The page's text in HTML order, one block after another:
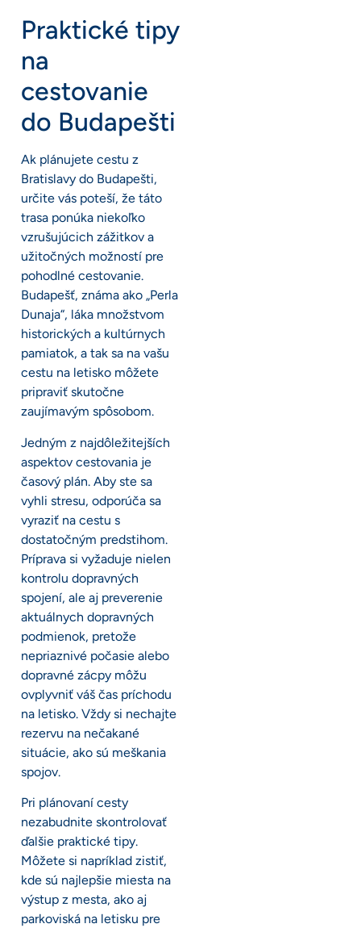
Praktické tipy
na
cestovanie
do Budapešti
Ak plánujete cestu z
Bratislavy do Budapešti,
určite vás poteší, že táto
trasa ponúka niekoľko
vzrušujúcich zážitkov a
užitočných možností pre
pohodlné cestovanie.
Budapešť, známa ako „Perla
Dunaja“, láka množstvom
historických a kultúrnych
pamiatok, a tak sa na vašu
cestu na letisko môžete
pripraviť skutočne
zaujímavým spôsobom.
Jedným z najdôležitejších
aspektov cestovania je
časový plán. Aby ste sa
vyhli stresu, odporúča sa
vyraziť na cestu s
dostatočným predstihom.
Príprava si vyžaduje nielen
kontrolu dopravných
spojení, ale aj preverenie
aktuálnych dopravných
podmienok, pretože
nepriaznivé počasie alebo
dopravné zácpy môžu
ovplyvniť váš čas príchodu
na letisko. Vždy si nechajte
rezervu na nečakané
situácie, ako sú meškania
spojov.
Pri plánovaní cesty
nezabudnite skontrolovať
ďalšie praktické tipy.
Môžete si napríklad zistiť,
kde sú najlepšie miesta na
výstup z mesta, ako aj
parkoviská na letisku pre